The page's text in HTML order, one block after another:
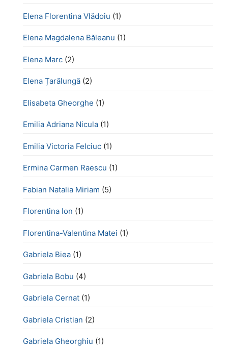
Elena Florentina Vlădoiu (1)
Elena Magdalena Băleanu (1)
Elena Marc (2)
Elena Țarălungă (2)
Elisabeta Gheorghe (1)
Emilia Adriana Nicula (1)
Emilia Victoria Felciuc (1)
Ermina Carmen Raescu (1)
Fabian Natalia Miriam (5)
Florentina Ion (1)
Florentina-Valentina Matei (1)
Gabriela Biea (1)
Gabriela Bobu (4)
Gabriela Cernat (1)
Gabriela Cristian (2)
Gabriela Gheorghiu (1)